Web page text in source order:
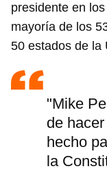
presidente en
mayoría de los
50 estados de la
"Mike
de
hecho
la